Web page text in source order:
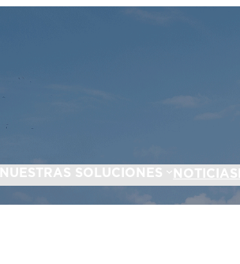
NUESTRAS SOLUCIONES NOTICIAS